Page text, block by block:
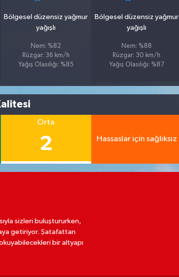
Bölgesel düzensiz yağmur
yağışlı
Nem: %82
Rüzgar: 36 km/h
Yağış Olasılığı: %85
Bölgesel düzensiz yağmur
yağışlı
Nem: %88
Rüzgar: 30 km/h
Yağış Olasılığı: %87
Orta
2 Hassaslar için sağlıksız
sizleri buluştururken,
getiriyor. Şatafattan
bir altyapı